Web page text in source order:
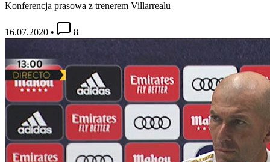
Konferencja prasowa z trenerem Villarrealu
16.07.2020 • 8